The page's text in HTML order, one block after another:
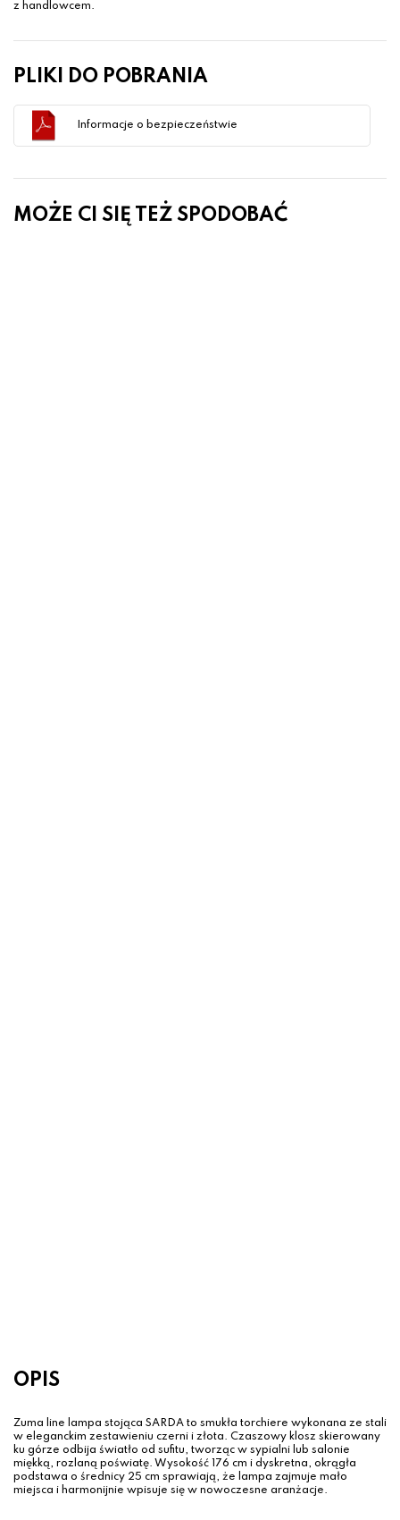
z handlowcem.
PLIKI DO POBRANIA
Informacje o bezpieczeństwie
MOŻE CI SIĘ TEŻ SPODOBAĆ
OPIS
Zuma line lampa stojąca SARDA to smukła torchiere wykonana ze stali
w eleganckim zestawieniu czerni i złota. Czaszowy klosz skierowany
ku górze odbija światło od sufitu, tworząc w sypialni lub salonie
miękką, rozlaną poświatę. Wysokość 176 cm i dyskretna, okrągła
podstawa o średnicy 25 cm sprawiają, że lampa zajmuje mało
miejsca i harmonijnie wpisuje się w nowoczesne aranżacje.